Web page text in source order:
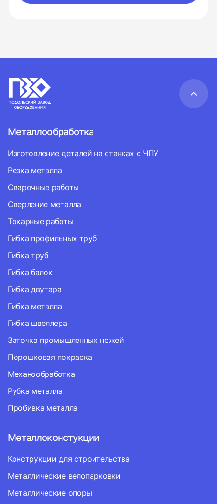
Металлообработка
Изготовление деталей на станках с ЧПУ
Резка металла
Сварочные работы
Сверление металла
Токарные работы
Гибка профильных труб
Гибка труб
Гибка балок
Гибка двутара
Гибка металла
Гибка швеллера
Заточка промышленных ножей
Порошковая покраска
Механообработка
Рубка металла
Пробивка металла
Металлоконстукции
Конструкции для строительства
Металлические велопарковки
Металлические опоры